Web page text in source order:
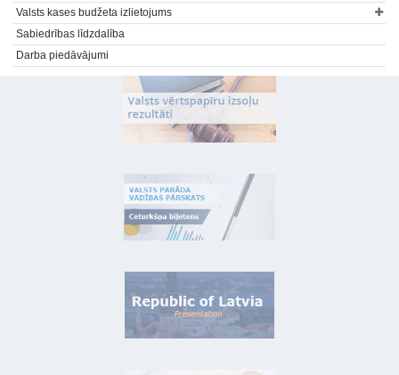
Valsts kases budžeta izlietojums
Sabiedrības līdzdalība
Darba piedāvājumi